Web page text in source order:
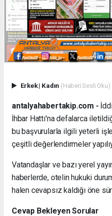
Erkek| Kadın (Haberi Sesli Oku)
antalyahabertakip.com -
İhbar Hattı'na defalarca
bu başvurularla ilgili yeterli
çeşitli değerlendirmeler
Vatandaşlar ve bazı yerel
haberlerde, otelin hukuki
halen cevapsız kaldığı öne
Cevap Bekleyen Sorular